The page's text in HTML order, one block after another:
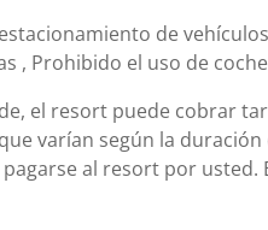
de
, Prohibido el uso de
el resort puede cobrar
varían según la
al resort por